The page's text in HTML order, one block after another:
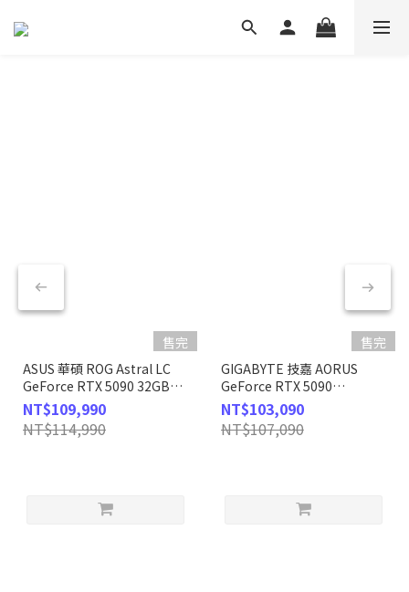
售完
ASUS 華碩 ROG Astral LC
GeForce RTX 5090 32GB
GDDR7 OC 超頻版 顯示卡
NT$109,990
NT$114,990
售完
GIGABYTE 技嘉 AORUS
GeForce RTX 5090
XTREME WATERFORCE WB
32G 顯示卡
NT$103,090
NT$107,090